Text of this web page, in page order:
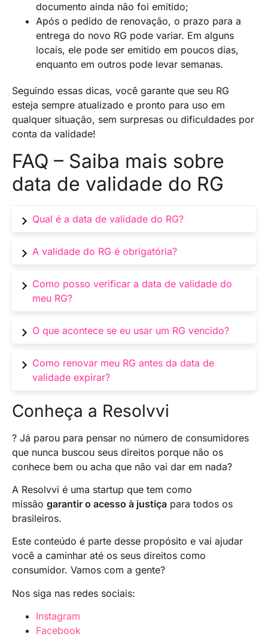
documento ainda não foi emitido;
Após o pedido de renovação, o prazo para a
entrega do novo RG pode variar. Em alguns
locais, ele pode ser emitido em poucos dias,
enquanto em outros pode levar semanas.
Seguindo essas dicas, você garante que seu RG
esteja sempre atualizado e pronto para uso em
qualquer situação, sem surpresas ou dificuldades por
conta da validade!
FAQ – Saiba mais sobre
data de validade do RG
Qual é a data de validade do RG?
A data de validade do RG é a data até a qual o
documento é considerado válido e legalmente
A validade do RG é obrigatória?
Sim, ter um RG dentro do prazo de validade é
importante para evitar problemas legais e
identificação.
Como posso verificar a data de validade do
meu RG?
A data de validade está impressa no verso do
RG, geralmente perto da assinatura do titular.
O que acontece se eu usar um RG vencido?
Utilizar um RG vencido pode resultar em
problemas em situações que exigem
identificação, como viagens e transações
Como renovar meu RG antes da data de
validade expirar?
Para renovar, dirija-se ao órgão responsável
(como o Detran ou IML), apresente a
documentação necessária e solicite a
atualização do RG.
Conheça a Resolvvi
? Já parou para pensar no número de consumidores
que nunca buscou seus direitos porque não os
conhece bem ou acha que não vai dar em nada?
A Resolvvi é uma startup que tem como
missão garantir o acesso à justiça para todos os
brasileiros.
Este conteúdo é parte desse propósito e vai ajudar
você a caminhar até os seus direitos como
consumidor. Vamos com a gente?
Nos siga nas redes sociais:
Instagram
Facebook